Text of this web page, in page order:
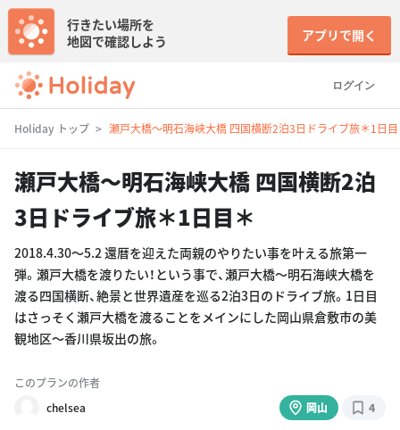
ログイン
行きたい場所を
地図で確認しよう
アプリで開く
Holiday トップ 瀬戸大橋〜明石海峡大橋 四国横断2泊3日ドライブ旅＊1日
瀬戸大橋〜明石海峡大橋 四国横断2泊
3日ドライブ旅＊1日目＊
2018.4.30〜5.2 還暦を迎えた両親のやりたい事を叶える旅第一
弾。瀬戸大橋を渡りたい！という事で、瀬戸大橋〜明石海峡大橋を
渡る四国横断、絶景と世界遺産を巡る2泊3日のドライブ旅。1日目
はさっそく瀬戸大橋を渡ることをメインにした岡山県倉敷市の美
観地区〜香川県坂出の旅。
このプランの作者
chelsea
岡山 4